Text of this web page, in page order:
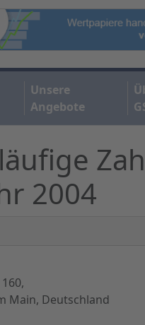
Unsere
Angebote
2004
Main, Deutschland